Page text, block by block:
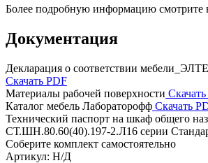
Более подробную информацию смотрите
Документация
Декларация о соответствии
Скачать PDF
Материалы рабочей поверхности
Каталог мебель Лабораторофф Скачать
Технический паспорт на шкаф общего
СТ.ШН.80.60(40).197-2.Л16 серии
Соберите комплект самостоятельно
Артикул: Н/Д